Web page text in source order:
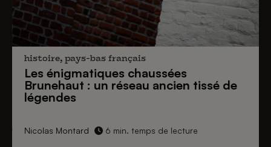
histoire, pays-bas français
Les énigmatiques chaussées
Brunehaut : un réseau ancien tissé de
légendes
Nicolas Montard 6 min. temps de lecture